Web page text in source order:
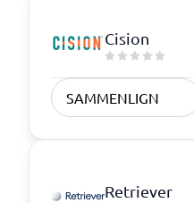
Cision
SAMMENLIGN
Retriever